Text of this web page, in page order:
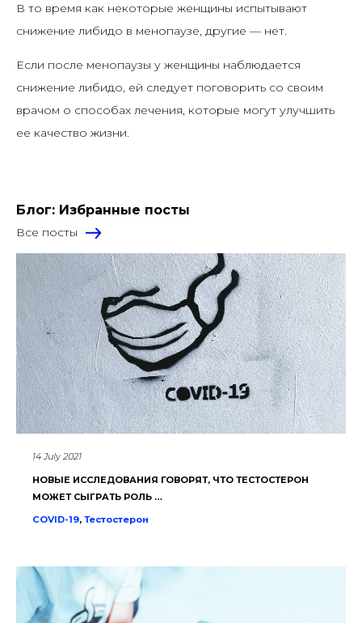
В то время как некоторые женщины испытывают
снижение либидо в менопаузе, другие — нет.
Если после менопаузы у женщины наблюдается
снижение либидо, ей следует поговорить со своим
врачом о способах лечения, которые могут улучшить
ее качество жизни.
Блог: Избранные посты
Все посты
14 July 2021
НОВЫЕ ИССЛЕДОВАНИЯ ГОВОРЯТ, ЧТО ТЕСТОСТЕРОН
МОЖЕТ СЫГРАТЬ РОЛЬ …
COVID-19, Тестостерон